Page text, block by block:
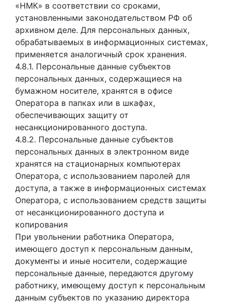
«НМК» в соответствии со сроками,
установленными законодательством РФ об
архивном деле. Для персональных данных,
обрабатываемых в информационных системах,
применяется аналогичный срок хранения.
4.8.1. Персональные данные субъектов
персональных данных, содержащиеся на
бумажном носителе, хранятся в офисе
Оператора в папках или в шкафах,
обеспечивающих защиту от
несанкционированного доступа.
4.8.2. Персональные данные субъектов
персональных данных в электронном виде
хранятся на стационарных компьютерах
Оператора, с использованием паролей для
доступа, а также в информационных системах
Оператора, с использованием средств защиты
от несанкционированного доступа и
копирования
При увольнении работника Оператора,
имеющего доступ к персональным данным,
документы и иные носители, содержащие
персональные данные, передаются другому
работнику, имеющему доступ к персональным
данным субъектов по указанию директора